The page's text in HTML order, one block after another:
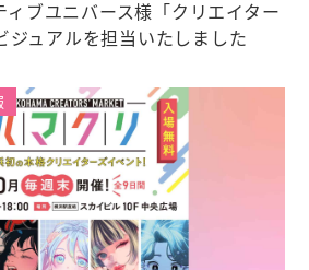
ブユニバース様「クリエイター
ジュアルを担当いたしました